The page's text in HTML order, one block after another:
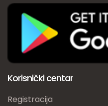
Korisnički centar
Registracija